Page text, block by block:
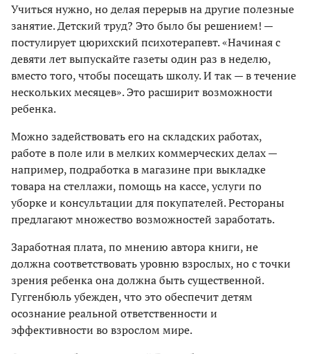
Учиться нужно, но делая перерыв на другие полезные
занятие. Детский труд? Это было бы решением! —
постулирует цюрихский психотерапевт. «Начиная с
девяти лет выпускайте газеты один раз в неделю,
вместо того, чтобы посещать школу. И так — в течение
нескольких месяцев». Это расширит возможности
ребенка.
Можно задействовать его на складских работах,
работе в поле или в мелких коммерческих делах —
например, подработка в магазине при выкладке
товара на стеллажи, помощь на кассе, услуги по
уборке и консультации для покупателей. Рестораны
предлагают множество возможностей заработать.
Заработная плата, по мнению автора книги, не
должна соответствовать уровню взрослых, но с точки
зрения ребенка она должна быть существенной.
Гуггенбюль убежден, что это обеспечит детям
осознание реальной ответственности и
эффективности во взрослом мире.